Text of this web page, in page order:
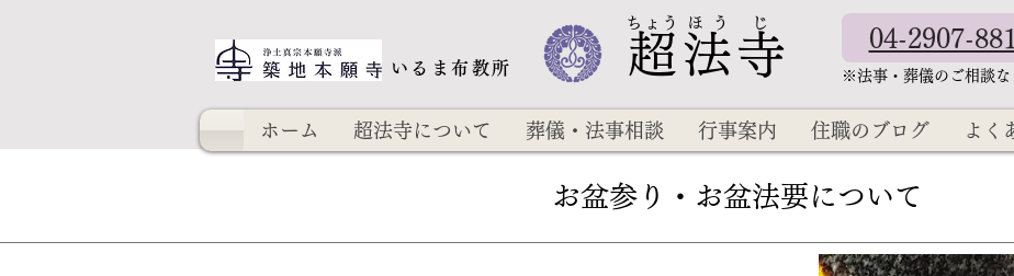
いるま布教所 超法寺
​ちょう ほ う じ
04-2907-
​※法事・葬儀のご相談な
ホーム 超法寺について 葬儀・法事相談 行事案内 住職のブログ よく
お盆参り・お盆法要について